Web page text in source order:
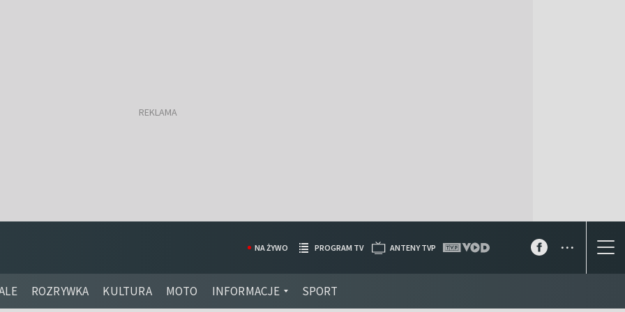
ROZRYWKA KULTURA MOTO INFORMACJE SPORT
NA ŻYWO PROGRAM TV ANTENY TVP ...